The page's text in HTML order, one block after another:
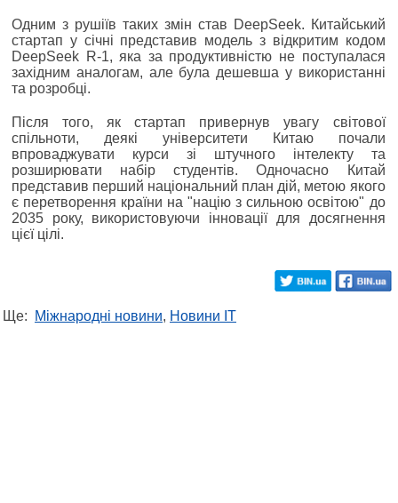
Одним з рушіїв таких змін став DeepSeek. Китайський
стартап у січні представив модель з відкритим кодом
DeepSeek R-1, яка за продуктивністю не поступалася
західним аналогам, але була дешевша у використанні
та розробці.
Після того, як стартап привернув увагу світової
спільноти, деякі університети Китаю почали
впроваджувати курси зі штучного інтелекту та
розширювати набір студентів. Одночасно Китай
представив перший національний план дій, метою якого
є перетворення країни на "націю з сильною освітою" до
2035 року, використовуючи інновації для досягнення
цієї цілі.
Ще: Міжнародні новини, Новини IT